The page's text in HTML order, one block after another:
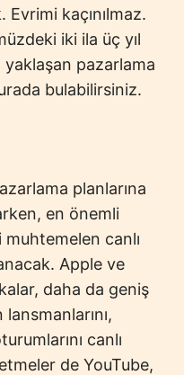
kaçınılmaz.
iki ila üç yıl
pazarlama
bulabilirsiniz.
planlarına
en önemli
canlı
Apple ve
daha da geniş
canlı
de YouTube,